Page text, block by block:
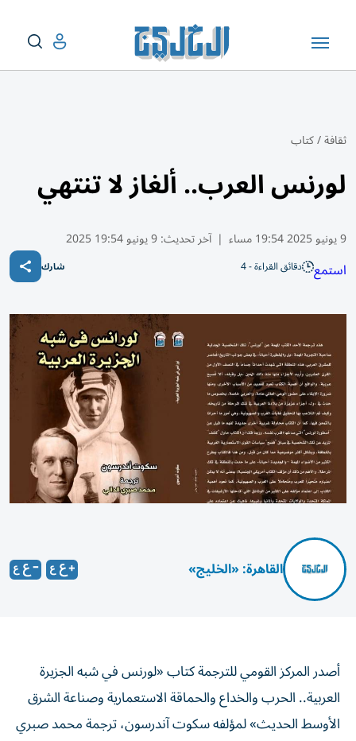
ثقافة/كتاب
لورنس العرب.. ألغاز لا تنتهي
9 يونيو 2025 19:54 مساء | آخر تحديث:9 يونيو 19:54 2025
استمع دقائق القراءة - 4 شارك
القاهرة: «الخليج»
أصدر المركز القومي للترجمة كتاب «لورنس في شبه الجزيرة
العربية.. الحرب والخداع والحماقة الاستعمارية وصناعة الشرق
الأوسط الحديث» لمؤلفه سكوت آندرسون، ترجمة محمد صبري